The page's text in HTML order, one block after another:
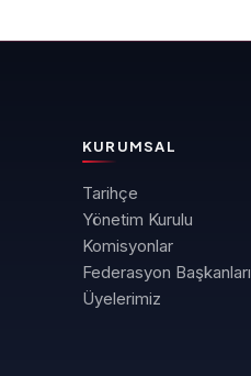
KURUMSAL
Tarihçe
Yönetim Kurulu
Komisyonlar
Federasyon Başkanları
Üyelerimiz